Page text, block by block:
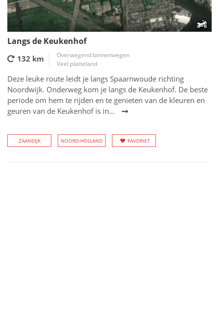
Langs de Keukenhof
132 km
Overwegend binnenwegen
Veel platteland
Deze leuke route leidt je langs Spaarnwoude richting
Noordwijk. Onderweg kom je langs de Keukenhof. De beste
periode om hem te rijden en te genieten van de kleuren en
geuren van de Keukenhof is in...
ZAANDIJK NOORD-HOLLAND FAVORIET